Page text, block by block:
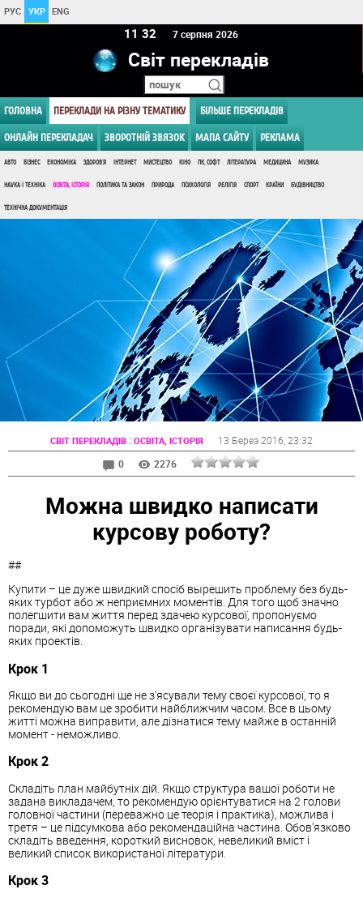
РУС УКР ENG
11:32 7 серпня 2026
Світ перекладів
ГОЛОВНА ПЕРЕКЛАДИ НА РІЗНУ ТЕМАТИКУ БІЛЬШЕ ПЕРЕКЛАДІВ
ОНЛАЙН ПЕРЕКЛАДАЧ ЗВОРОТНІЙ ЗВЯЗОК МАПА САЙТУ РЕКЛАМА
АВТО БІЗНЕС ЕКОНОМІКА ЗДОРОВ'Я ІНТЕРНЕТ МИСТЕЦТВО КІНО ПК, СОФТ ЛІТЕРАТУРА МЕДИЦИНА МУЗИКА
НАУКА І ТЕХНІКА ОСВІТА, ІСТОРІЯ ПОЛІТИКА ТА ЗАКОН ПРИРОДА ПСИХОЛОГІЯ РЕЛІГІЯ СПОРТ КРАЇНИ БУДІВНИЦТВО
ТЕХНІЧНА ДОКУМЕНТАЦІЯ
СВІТ ПЕРЕКЛАДІВ : ОСВІТА, ІСТОРІЯ 13 Берез 2016 , 23:32
0
2276
Можна швидко написати
курсову роботу?
##
Купити – це дуже швидкий спосіб вырешить проблему без будь-
яких турбот або ж неприємних моментів. Для того щоб значно
полегшити вам життя перед здачею курсової, пропонуємо
поради, які допоможуть швидко організувати написання будь-
яких проектів.
Крок 1
Якщо ви до сьогодні ще не з'ясували тему своєї курсової, то я
рекомендую вам це зробити найближчим часом. Все в цьому
житті можна виправити, але дізнатися тему майже в останній
момент - неможливо.
Крок 2
Складіть план майбутніх дій. Якщо структура вашої роботи не
задана викладачем, то рекомендую орієнтуватися на 2 голови
головної частини (переважно це теорія і практика), можлива і
третя – це підсумкова або рекомендаційна частина. Обов'язково
складіть введення, короткий висновок, невеликий вміст і
великий список використаної літератури.
Крок 3